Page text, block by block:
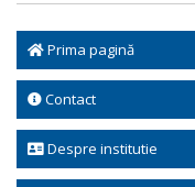
Prima pagină
Contact
Despre institutie